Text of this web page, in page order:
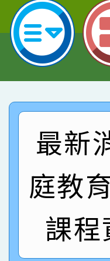
名 指
園市
指導
賀！
賽 劉
臺灣
賀！
市賽
創客
賀！
賽 洪
名
賀！
倩參
名 指
賀！
園市
指導老
賀！
賽 劉
臺灣台
賀！
市賽
最新
庭教
課